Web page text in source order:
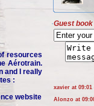
resources
Aérotrain.
and I really
:
website
Guest book
xavier at 09:01
Alonzo at